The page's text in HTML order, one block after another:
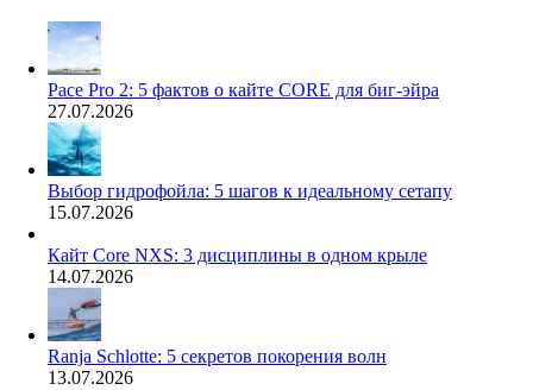
Pace Pro 2: 5 фактов о кайте CORE для биг-эйра
27.07.2026
Выбор гидрофойла: 5 шагов к идеальному сетапу
15.07.2026
Кайт Core NXS: 3 дисциплины в одном крыле
14.07.2026
Ranja Schlotte: 5 секретов покорения волн
13.07.2026